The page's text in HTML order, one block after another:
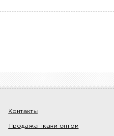
Контакты
Продажа ткани оптом